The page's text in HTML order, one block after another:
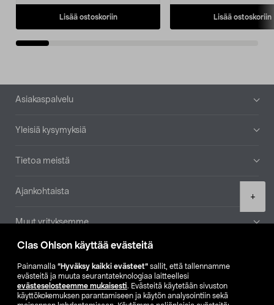
Clas Ohlson käyttää evästeitä
Painamalla ”Hyväksy kaikki evästeet” sallit, että tallennamme
evästeitä ja muuta seurantateknologiaa laitteellesi
evästeselosteemme mukaisesti. Evästeitä käytetään sivuston
käyttökokemuksen parantamiseen ja käytön analysointiin sekä
+
Lisää ostoskoriin Lisää ostoskoriin
Alatunniste
Asiakaspalvelu
Yleisiä kysymyksiä
Tietoa meistä
Ajankohtaista
Muut yrityksemme
Etsi myymälä
SE NO FI
FI SV